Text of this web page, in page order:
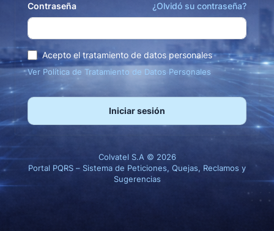
Contraseña ¿Olvidó su contraseña?
Acepto el tratamiento de datos personales
Ver Política de Tratamiento de Datos Personales
Iniciar sesión
Colvatel S.A © 2026
Portal PQRS – Sistema de Peticiones, Quejas, Reclamos y
Sugerencias